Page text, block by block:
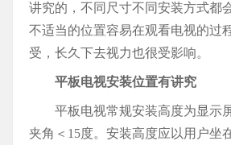
讲究的，不同尺寸不同安装方式都
不适当的位置容易在观看电视的过
受，长久下去视力也很受影响。
平板电视安装位置有讲究
平板电视常规安装高度为显示
夹角＜15度。安装高度应以用户坐